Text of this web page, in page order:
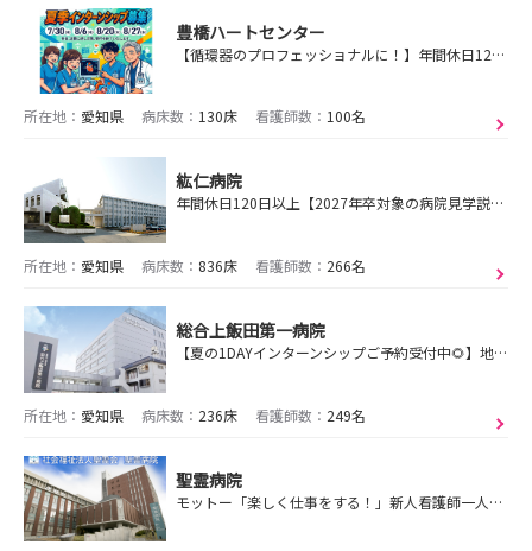
豊橋ハートセンター
【循環器のプロフェッショナルに！】年間休日128日愛知県東三河地区で高度急性期を担う循環器専門病院です。あなたのキャリアを応援します。共に成長しましょう。
所在地： 愛知県 病床数： 130床 看護師数： 100名
紘仁病院
年間休日120日以上【2027年卒対象の病院見学説明会受付中！】名古屋市守山区にある精神科病院です！ハートフルな治療・看護をすることが私たちの使命です！
所在地： 愛知県 病床数： 836床 看護師数： 266名
総合上飯田第一病院
【夏の1DAYインターンシップご予約受付中🌻】地域に根差した看護 × 充実の新人教育 × キャリアの多様性💡あなたの“目指す看護師”を育てる病院です🏥
所在地： 愛知県 病床数： 236床 看護師数： 249名
聖霊病院
モットー「楽しく仕事をする！」新人看護師一人ひとりの成長に合わせて優しく丁寧な指導を行い育成しています